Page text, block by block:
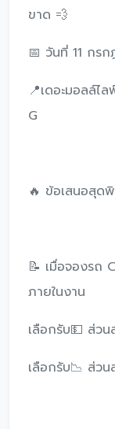
ขาด 💨
📅 วันที่ 11 กร
📍เดอะมอลล์ไ
G
🔥 ข้อเสนอสุด
📝 เมื่อจองรถ
ภายในงาน
เลือกรับ💵 ส่ว
เลือกรับ📉 ส่ว